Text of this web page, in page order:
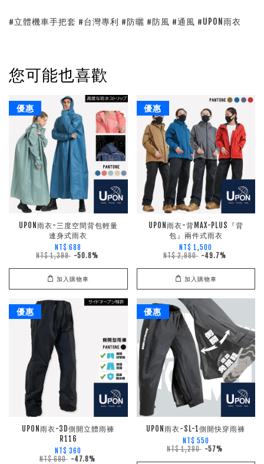
#立體機車手把套 #台灣專利 #防曬 #防風 #通風 #UPON雨衣
您可能也喜歡
優惠
UPON雨衣-三度空間背包輕量
連身式雨衣
NT$ 688
NT$ 1,399 -50.8%
加入購物車
優惠
UPON雨衣-背MAX-PLUS『背
包』兩件式雨衣
NT$ 1,500
NT$ 2,980 -49.7%
加入購物車
優惠
UPON雨衣-3D側開立體雨褲
R116
NT$ 360
NT$ 690 -47.8%
優惠
UPON雨衣-SL-1側開快穿雨褲
NT$ 550
NT$ 1,280 -57%